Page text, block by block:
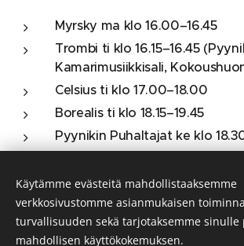
Myrsky ma klo 16.00–16.45
Trombi ti klo 16.15–16.45
Kamarimusiikkisali,
Celsius ti klo 17.00–18.00
Borealis ti klo 18.15–19.45
Pyynikin Puhaltajat ke klo
lämmittely 15 minuuttia ennen
Käytämme evästeitä mahdollistaaksemme
verkkosivustomme asianmukaisen
turvallisuuden sekä tarjotaksemme sinulle
mahdollisen käyttökokemuksen.